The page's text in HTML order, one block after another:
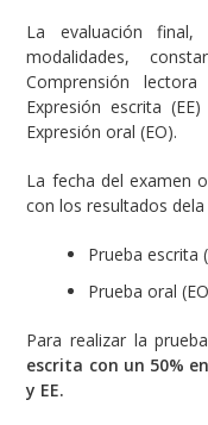
La evaluación
modalidades,
Comprensión
Expresión escrita
Expresión oral (EO).
La fecha del examen
con los resultados
Prueba escrita
Prueba oral
Para realizar la
escrita con un 50%
y EE.